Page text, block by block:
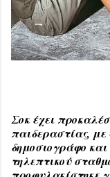
Σοκ έχει
παιδεραστίας, με
δημοσιογράφο και
τηλεπτικού